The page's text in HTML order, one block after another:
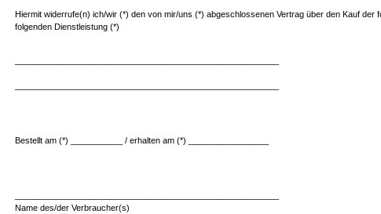
Hiermit widerrufe(n) ich/wir (*) den von mir/uns (*) abgeschlossenen Vertrag über den Kauf der
folgenden Dienstleistung (*)
Bestellt am (*) ___________ / erhalten am (*) _________________
Name des/der Verbraucher(s)